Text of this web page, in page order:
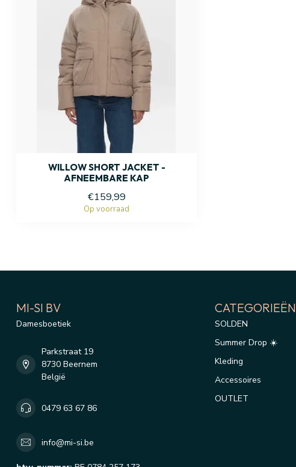
WILLOW SHORT JACKET -
AFNEEMBARE KAP
€159,99
Op voorraad
MI-SI BV
Damesboetiek
Parkstraat 19
8730 Beernem
België
0479 63 67 86
info@mi-si.be
CATEGORIEËN
SOLDEN
Summer Drop ☀️
Kleding
Accessoires
OUTLET